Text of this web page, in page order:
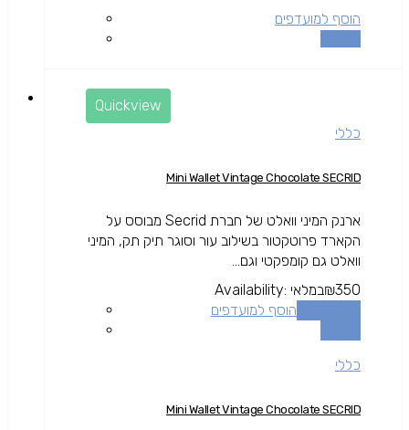
הוסף למועדפים
Quickview
כללי
Mini Wallet Vintage Chocolate SECRID
ארנק המיני וואלט של חברת Secrid מבוסס על
הקארד פרוטקטור בשילוב עור וסוגר תיק תק, המיני
וואלט גם קומפקטי וגם...
₪350
Availability: במלאי
הוסף למועדפים
כללי
Mini Wallet Vintage Chocolate SECRID